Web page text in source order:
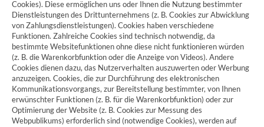
Cookies). Diese ermöglichen uns oder Ihnen die Nutzung bestimmter
Dienstleistungen des Drittunternehmens (z. B. Cookies zur Abwicklung
von Zahlungsdienstleistungen). Cookies haben verschiedene
Funktionen. Zahlreiche Cookies sind technisch notwendig, da
bestimmte Websitefunktionen ohne diese nicht funktionieren würden
(z. B. die Warenkorbfunktion oder die Anzeige von Videos). Andere
Cookies dienen dazu, das Nutzerverhalten auszuwerten oder Werbung
anzuzeigen. Cookies, die zur Durchführung des elektronischen
Kommunikationsvorgangs, zur Bereitstellung bestimmter, von Ihnen
erwünschter Funktionen (z. B. für die Warenkorbfunktion) oder zur
Optimierung der Website (z. B. Cookies zur Messung des
Webpublikums) erforderlich sind (notwendige Cookies), werden auf